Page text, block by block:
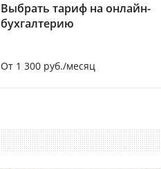
Выбрать тариф на онлайн-
бухгалтерию
От 1 300 руб./месяц